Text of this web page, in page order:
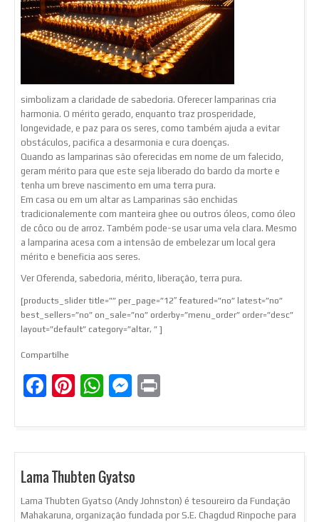
simbolizam a claridade de sabedoria. Oferecer lamparinas cria
harmonia. O mérito gerado, enquanto traz prosperidade,
longevidade, e paz para os seres, como também ajuda a evitar
obstáculos, pacifica a desarmonia e cura doenças.
Quando as lamparinas são oferecidas em nome de um falecido,
geram mérito para que este seja liberado do bardo da morte e
tenha um breve nascimento em uma terra pura.
Em casa ou em um altar as Lamparinas são enchidas
tradicionalemente com manteira ghee ou outros óleos, como óleo
de côco ou de arroz. Também pode-se usar uma vela clara. Mesmo
a lamparina acesa com a intensão de embelezar um local gera
mérito e beneficia aos seres.
Ver Oferenda, sabedoria, mérito, liberação, terra pura.
[products_slider title=”” per_page=”12″ featured=”no” latest=”no”
best_sellers=”no” on_sale=”no” orderby=”menu_order” order=”desc”
layout=”default” category=”altar, ” ]
Compartilhe
Facebook
Pinterest
WhatsApp
Messenger
Lama Thubten Gyatso
Lama Thubten Gyatso (Andy Johnston) é tesoureiro da Fundação
Mahakaruna, organização fundada por S.E. Chagdud Rinpoche para